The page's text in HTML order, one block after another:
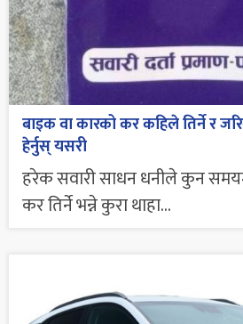
बाइक वा कारको कर कहिले तिर्ने र
हेर्नुस् यसरी
हरेक सवारी साधन धनीले कुन
कर तिर्ने भन्ने कुरा थाहा...